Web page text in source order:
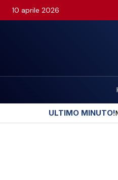
10 aprile 2026
ULTIMO MINUTO!